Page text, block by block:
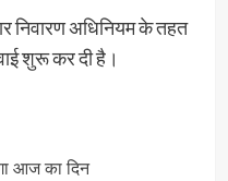
निवारण अधिनियम के तहत
शुरू कर दी है।
आज का दिन